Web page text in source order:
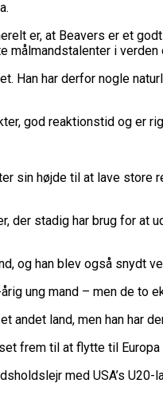
er, at Beavers er et
i verden
Han har derfor nogle
god reaktionstid og er
sin højde til at lave
der stadig har brug for
og han blev også snydt
ung mand – men de to
land, men han har
frem til at flytte til
med USA’s